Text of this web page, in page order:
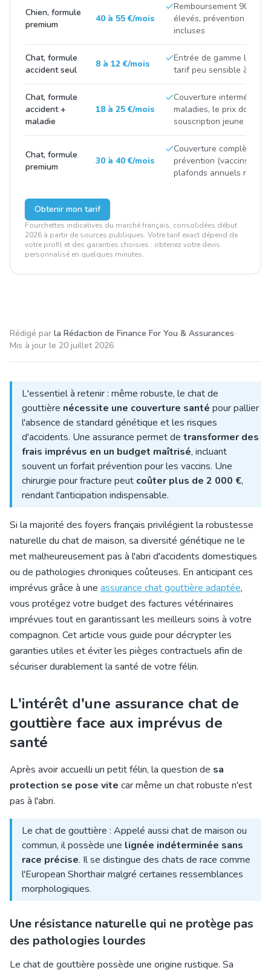
Chien, formule
premium
40 à 55 €/mois
Remboursement 90-100
élevés, prévention et
incluses
Chat, formule
accident seul
8 à 12 €/mois
Entrée de gamme
tarif peu sensible à la
Chat, formule
accident +
maladie
18 à 25 €/mois
Couverture
maladies, le prix double
souscription jeune et
Chat, formule
premium
30 à 40 €/mois
Couverture complète
prévention (vaccins,
plafonds annuels
Obtenir mon tarif
Fourchettes indicatives du marché français, consolidées début
2026 à partir de sources publiques. Votre tarif exact dépend de
votre profil et des garanties choisies : obtenez votre devis
personnalisé en quelques minutes.
Rédigé par la Rédaction de Finance For You & Assurances·
Mis à jour le 20 juillet 2026
L'essentiel à retenir : même robuste, le chat de
gouttière nécessite une couverture santé pour pallier
l'absence de standard génétique et les risques
d'accidents. Une assurance permet de transformer des
frais imprévus en un budget maîtrisé, incluant
souvent un forfait prévention pour les vaccins. Une
chirurgie pour fracture peut coûter plus de 2 000 €,
rendant l'anticipation indispensable.
Si la majorité des foyers français privilégient la robustesse
naturelle du chat de maison, sa diversité génétique ne le
met malheureusement pas à l'abri d'accidents domestiques
ou de pathologies chroniques coûteuses. En anticipant ces
imprévus grâce à une assurance chat gouttière adaptée,
vous protégez votre budget des factures vétérinaires
imprévues tout en garantissant les meilleurs soins à votre
compagnon. Cet article vous guide pour décrypter les
garanties utiles et éviter les pièges contractuels afin de
sécuriser durablement la santé de votre félin.
L'intérêt d'une assurance chat de
gouttière face aux imprévus de
santé
Après avoir accueilli un petit félin, la question de sa
protection se pose vite car même un chat robuste n'est
pas à l'abri.
Le chat de gouttière : Appelé aussi chat de maison ou
commun, il possède une lignée indéterminée sans
race précise. Il se distingue des chats de race comme
l'European Shorthair malgré certaines ressemblances
morphologiques.
Une résistance naturelle qui ne protège pas
des pathologies lourdes
Le chat de gouttière possède une origine rustique. Sa